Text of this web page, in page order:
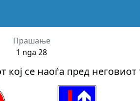
Прашање
1 nga 28
се наоѓа пред